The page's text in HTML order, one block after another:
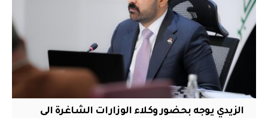
الزيدي يوجه بحضور وكلاء الوزارات الشاغرة الى